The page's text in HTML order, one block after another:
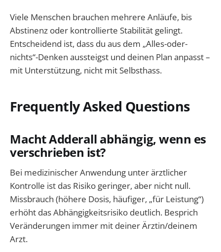
Viele Menschen brauchen mehrere Anläufe, bis
Abstinenz oder kontrollierte Stabilität gelingt.
Entscheidend ist, dass du aus dem „Alles-oder-
nichts“-Denken aussteigst und deinen Plan anpasst –
mit Unterstützung, nicht mit Selbsthass.
Frequently Asked Questions
Macht Adderall abhängig, wenn es
verschrieben ist?
Bei medizinischer Anwendung unter ärztlicher
Kontrolle ist das Risiko geringer, aber nicht null.
Missbrauch (höhere Dosis, häufiger, „für Leistung“)
erhöht das Abhängigkeitsrisiko deutlich. Besprich
Veränderungen immer mit deiner Ärztin/deinem
Arzt.